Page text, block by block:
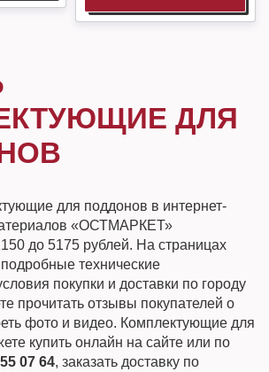
ДЛЯ
для поддонов в интернет-
«ОСТМАРКЕТ»
до 5175 рублей. На страницах
технические
покупки и доставки по городу
прочитать отзывы покупателей о
фото и видео. Комплектующие для
купить онлайн на сайте или по
07 64, заказать доставку по